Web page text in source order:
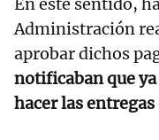
Administración
aprobar dichos
notificaban que
hacer las